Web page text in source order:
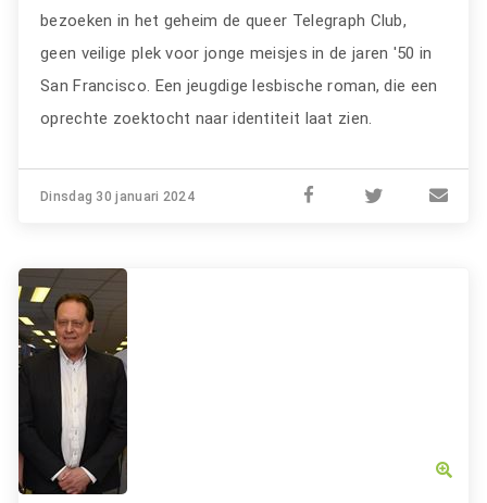
bezoeken in het geheim de queer Telegraph Club,
geen veilige plek voor jonge meisjes in de jaren '50 in
San Francisco. Een jeugdige lesbische roman, die een
oprechte zoektocht naar identiteit laat zien.
Dinsdag 30 januari 2024